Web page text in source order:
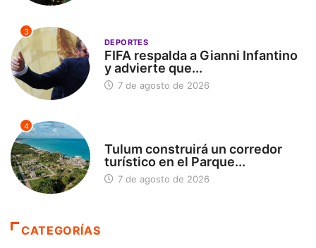
3
DEPORTES
FIFA respalda a Gianni Infantino
y advierte que...
7 de agosto de 2026
4
Tulum construirá un corredor
turístico en el Parque...
7 de agosto de 2026
CATEGORÍAS